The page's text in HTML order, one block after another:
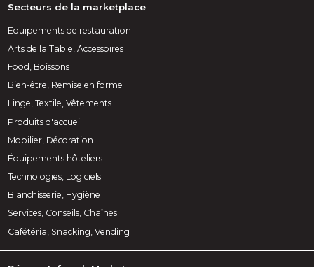
Secteurs de la marketplace
Equipements de restauration
Arts de la Table, Accessoires
Food, Boissons
Bien-être, Remise en forme
Linge, Textile, Vêtements
Produits d'accueil
Mobilier, Décoration
Équipements hôteliers
Technologies, Logiciels
Blanchisserie, Hygiène
Services, Conseils, Chaînes
Cafétéria, Snacking, Vending